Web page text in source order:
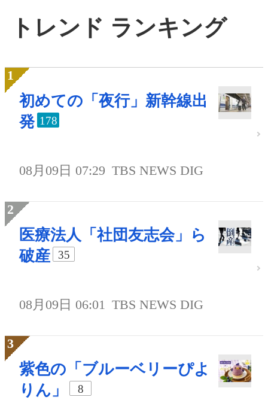
トレンド ランキング
初めての「夜行」新幹線出
発 178
08月09日 07:29 TBS NEWS DIG
医療法人「社団友志会」ら
破産
35
08月09日 06:01 TBS NEWS DIG
紫色の「ブルーベリーぴよ
りん」
8